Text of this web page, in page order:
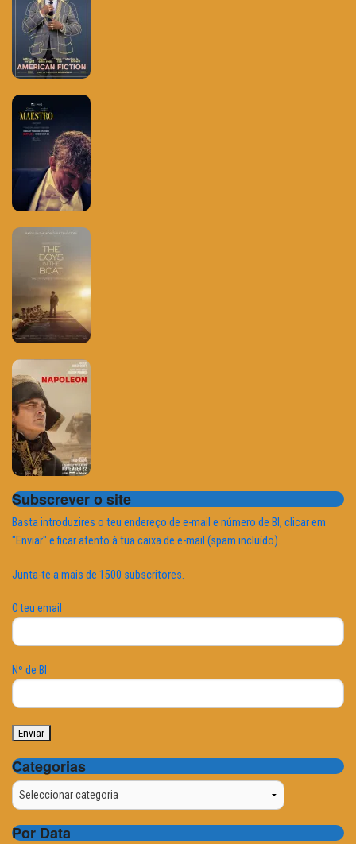
Subscrever o site
Basta introduzires o teu endereço de e-mail e número de BI, clicar em
"Enviar" e ficar atento à tua caixa de e-mail (spam incluído).
Junta-te a mais de 1500 subscritores.
O teu email
Nº de BI
Categorias
Categorias
Por Data